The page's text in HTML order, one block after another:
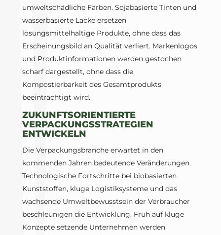
umweltschädliche Farben. Sojabasierte Tinten und
wasserbasierte Lacke ersetzen
lösungsmittelhaltige Produkte, ohne dass das
Erscheinungsbild an Qualität verliert. Markenlogos
und Produktinformationen werden gestochen
scharf dargestellt, ohne dass die
Kompostierbarkeit des Gesamtprodukts
beeinträchtigt wird.
ZUKUNFTSORIENTIERTE
VERPACKUNGSSTRATEGIEN
ENTWICKELN
Die Verpackungsbranche erwartet in den
kommenden Jahren bedeutende Veränderungen.
Technologische Fortschritte bei biobasierten
Kunststoffen, kluge Logistiksysteme und das
wachsende Umweltbewusstsein der Verbraucher
beschleunigen die Entwicklung. Früh auf kluge
Konzepte setzende Unternehmen werden